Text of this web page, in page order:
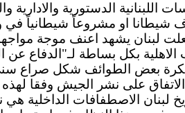
الدستورية
شيطانا او مشروعاً شيطانياً
لبنان يشهد اعنف موجة
بكل بساطة لـ"الدفاع عن
بعض الطوائف شكل صراع
الاتفاق على نشر الجيش وفقا
لبنان الاصطفافات الداخلية